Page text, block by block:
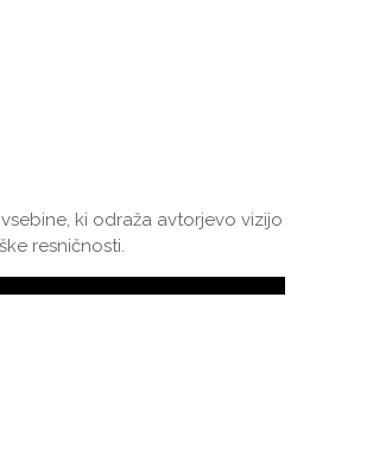
ki odraža avtorjevo vizijo
resničnosti.